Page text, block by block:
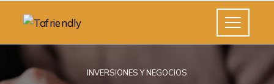
INVERSIONES Y NEGOCIOS